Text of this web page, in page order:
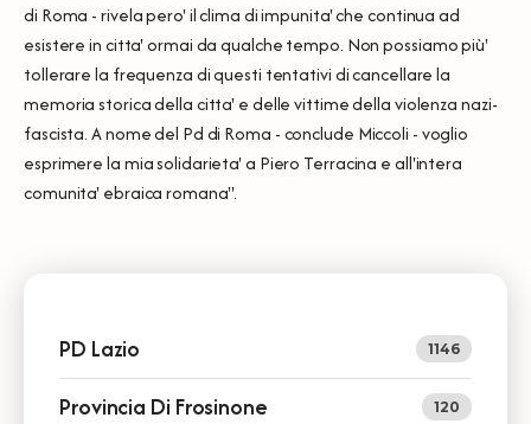
di Roma - rivela pero' il clima di impunita' che continua ad
esistere in citta' ormai da qualche tempo. Non possiamo più'
tollerare la frequenza di questi tentativi di cancellare la
memoria storica della citta' e delle vittime della violenza nazi-
fascista. A nome del Pd di Roma - conclude Miccoli - voglio
esprimere la mia solidarieta' a Piero Terracina e all'intera
comunita' ebraica romana".
PD Lazio 1146
Provincia Di Frosinone 120